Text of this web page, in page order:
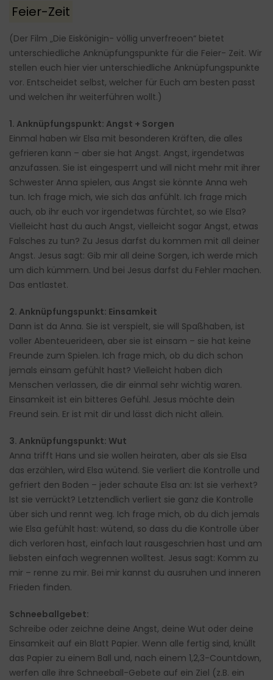
Feier-Zeit
(Der Film „Die Eiskönigin- völlig unverfreoen“ bietet
unterschiedliche Anknüpfungspunkte für die Feier- Zeit. Wir
stellen euch hier vier unterschiedliche Anknüpfungspunkte
vor. Entscheidet selbst, welcher für Euch am besten passt
und welchen ihr weiterführen wollt.)
1. Anknüpfungspunkt: Angst + Sorgen
Einmal haben wir Elsa mit besonderen Kräften, die alles
gefrieren kann – aber sie hat Angst. Angst, irgendetwas
anzufassen. Sie ist eingesperrt und will nicht mehr mit ihrer
Schwester Anna spielen, aus Angst sie könnte Anna weh
tun. Ich frage mich, wie sich das anfühlt. Ich frage mich
auch, ob ihr euch vor irgendetwas fürchtet, so wie Elsa?
Vielleicht hast du auch Angst, vielleicht sogar Angst, etwas
Falsches zu tun? Zu Jesus darfst du kommen mit all deiner
Angst. Jesus sagt: Gib mir all deine Sorgen, ich werde mich
um dich kümmern. Und bei Jesus darfst du Fehler machen.
Das entlastet.
2. Anknüpfungspunkt: Einsamkeit
Dann ist da Anna. Sie ist verspielt, sie will Spaßhaben, ist
voller Abenteuerideen, aber sie ist einsam – sie hat keine
Freunde zum Spielen. Ich frage mich, ob du dich schon
jemals einsam gefühlt hast? Vielleicht haben dich
Menschen verlassen, die dir einmal sehr wichtig waren.
Einsamkeit ist ein bitteres Gefühl. Jesus möchte dein
Freund sein. Er ist mit dir und lässt dich nicht allein.
3. Anknüpfungspunkt: Wut
Anna trifft Hans und sie wollen heiraten, aber als sie Elsa
das erzählen, wird Elsa wütend. Sie verliert die Kontrolle und
gefriert den Boden – jeder schaute Elsa an: Ist sie verhext?
Ist sie verrückt? Letztendlich verliert sie ganz die Kontrolle
über sich und rennt weg. Ich frage mich, ob du dich jemals
wie Elsa gefühlt hast: wütend, so dass du die Kontrolle über
dich verloren hast, einfach laut rausgeschrien hast und am
liebsten einfach wegrennen wolltest. Jesus sagt: Komm zu
mir – renne zu mir. Bei mir kannst du ausruhen und inneren
Frieden finden.
Schneeballgebet:
Schreibe oder zeichne deine Angst, deine Wut oder deine
Einsamkeit auf ein Blatt Papier. Wenn alle fertig sind, knüllt
das Papier zu einem Ball und, nach einem 1,2,3-Countdown,
werfen alle ihre Schneeball-Gebete auf ein Ziel (z.B. ein